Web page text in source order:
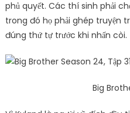
phủ quyết. Các thí sinh phải
trong đó họ phải ghép truyện
đúng thứ tự trước khi nhấn còi.
Big